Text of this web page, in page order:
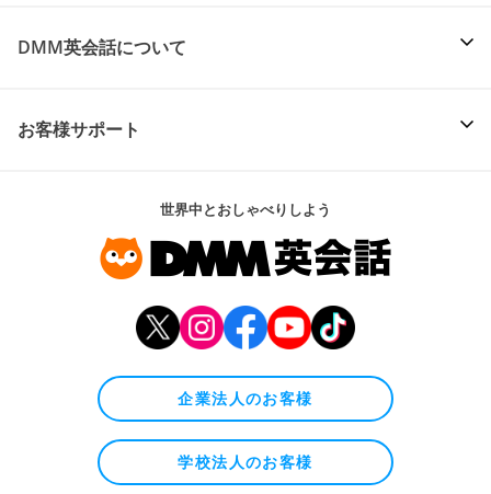
DMM英会話について
お客様サポート
世界中とおしゃべりしよう
企業法人のお客様
学校法人のお客様